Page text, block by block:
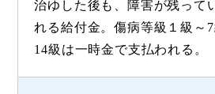
治ゆした後も、障害が残って
れる給付金。傷病等級１級～
14級は一時金で支払われる。